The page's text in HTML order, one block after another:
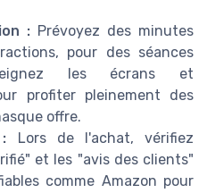
: Prévoyez des minutes
pour des séances
les écrans et
profiter pleinement des
offre.
:
Lors de l'achat, vérifiez
et les "avis des clients"
comme Amazon pour